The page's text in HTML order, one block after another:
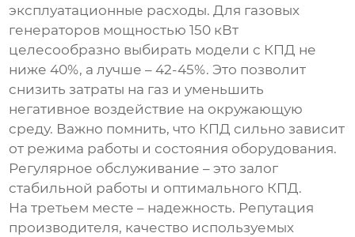
эксплуатационные расходы. Для газовых
генераторов мощностью 150 кВт
целесообразно выбирать модели с КПД не
ниже 40%, а лучше – 42-45%. Это позволит
снизить затраты на газ и уменьшить
негативное воздействие на окружающую
среду. Важно помнить, что КПД сильно зависит
от режима работы и состояния оборудования.
Регулярное обслуживание – это залог
стабильной работы и оптимального КПД.
На третьем месте – надежность. Репутация
производителя, качество используемых